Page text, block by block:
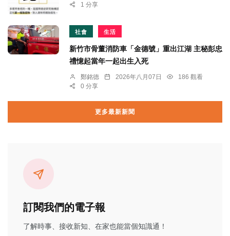
1 分享
社會 生活
新竹市骨董消防車「金德號」重出江湖 主秘彭忠
禮憶起當年一起出生入死
鄭銘德 2026年八月07日
186 觀看
0 分享
更多最新新聞
訂閱我們的電子報
了解時事、接收新知、在家也能當個知識通！